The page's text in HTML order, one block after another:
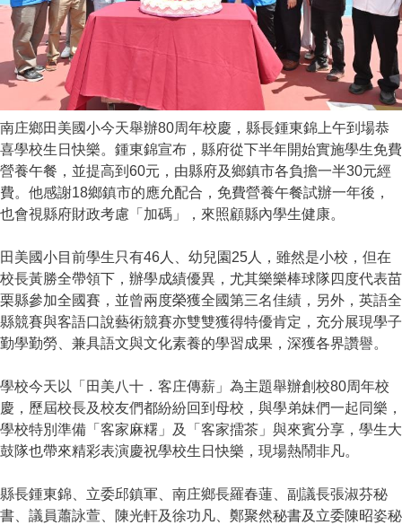
南庄鄉田美國小今天舉辦80周年校慶，縣長鍾東錦上午到場恭
喜學校生日快樂。鍾東錦宣布，縣府從下半年開始實施學生免費
營養午餐，並提高到60元，由縣府及鄉鎮市各負擔一半30元經
費。他感謝18鄉鎮市的應允配合，免費營養午餐試辦一年後，
也會視縣府財政考慮「加碼」，來照顧縣內學生健康。
田美國小目前學生只有46人、幼兒園25人，雖然是小校，但在
校長黃勝全帶領下，辦學成績優異，尤其樂樂棒球隊四度代表苗
栗縣參加全國賽，並曾兩度榮獲全國第三名佳績，另外，英語全
縣競賽與客語口說藝術競賽亦雙雙獲得特優肯定，充分展現學子
勤學勤勞、兼具語文與文化素養的學習成果，深獲各界讚譽。
學校今天以「田美八十．客庄傳薪」為主題舉辦創校80周年校
慶，歷屆校長及校友們都紛紛回到母校，與學弟妹們一起同樂，
學校特別準備「客家麻糬」及「客家擂茶」與來賓分享，學生大
鼓隊也帶來精彩表演慶祝學校生日快樂，現場熱鬧非凡。
縣長鍾東錦、立委邱鎮軍、南庄鄉長羅春蓮、副議長張淑芬秘
書、議員蕭詠萱、陳光軒及徐功凡、鄭聚然秘書及立委陳昭姿秘